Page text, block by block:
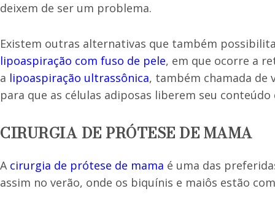
deixem de ser um problema.
Existem outras alternativas que também
lipoaspiração com fuso de pele, em que ocorre a
a lipoaspiração ultrassônica, também chamada de
para que as células adiposas liberem seu
CIRURGIA DE PRÓTESE DE MAMA
A cirurgia de prótese de mama é uma das
assim no verão, onde os biquínis e maiôs estão